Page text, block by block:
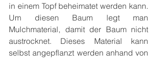
in einem Topf beheimatet werden kann.
Um diesen Baum legt man
Mulchmaterial, damit der Baum nicht
austrocknet. Dieses Material kann
selbst angepflanzt werden anhand von